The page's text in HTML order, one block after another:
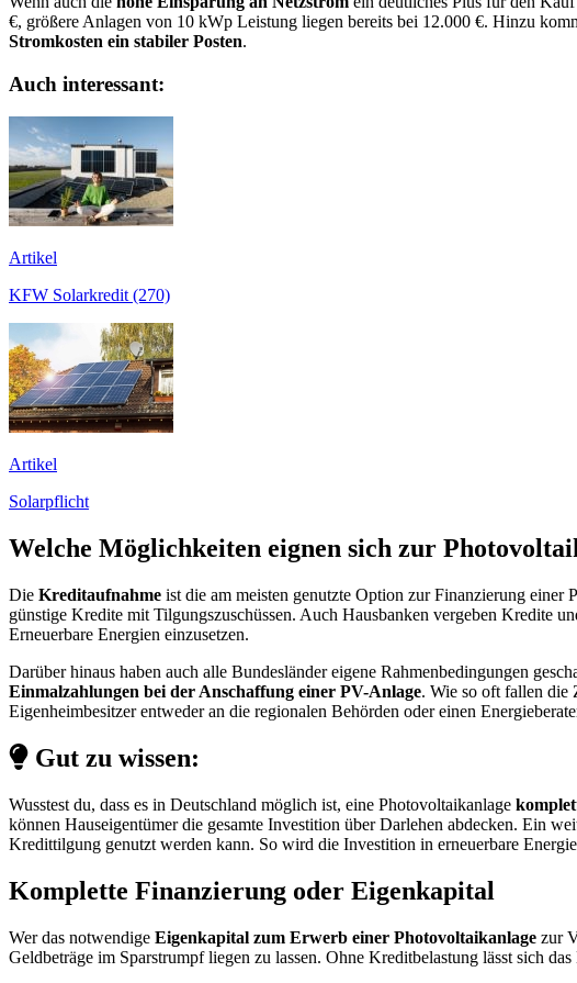
€, größere Anlagen von 10 kWp Leistung liegen bereits bei 12.000 €. Hinzu
Stromkosten ein stabiler Posten.
Auch interessant:
Artikel
KFW Solarkredit (270)
Artikel
Solarpflicht
Welche Möglichkeiten eignen sich zur
Die Kreditaufnahme ist die am meisten genutzte Option zur Finanzierung
günstige Kredite mit Tilgungszuschüssen. Auch Hausbanken vergeben Kredite
Erneuerbare Energien einzusetzen.
Darüber hinaus haben auch alle Bundesländer eigene Rahmenbedingungen
Einmalzahlungen bei der Anschaffung einer PV-Anlage. Wie so oft fallen die
Eigenheimbesitzer entweder an die regionalen Behörden oder einen
Gut zu wissen:
Wusstest du, dass es in Deutschland möglich ist, eine Photovoltaikanlage
können Hauseigentümer die gesamte Investition über Darlehen abdecken. Ein
Kredittilgung genutzt werden kann. So wird die Investition in erneuerbare
Komplette Finanzierung oder Eigenkapital
Wer das notwendige Eigenkapital zum Erwerb einer Photovoltaikanlage zur
Geldbeträge im Sparstrumpf liegen zu lassen. Ohne Kreditbelastung lässt sich